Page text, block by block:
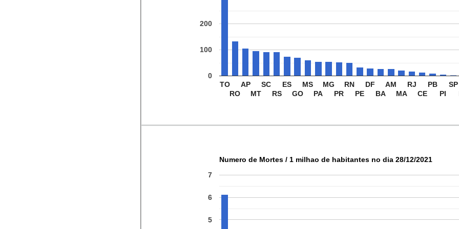
TO
RO
AP
MT
SC
RS
ES
GO
MS
PA
MG
PR
RN
PE
DF
BA
AM
MA
RJ
CE
PB
PI
SP
0
100
200
Numero de Mortes / 1 milhao de habitantes no dia 28/12/2021
5
6
7